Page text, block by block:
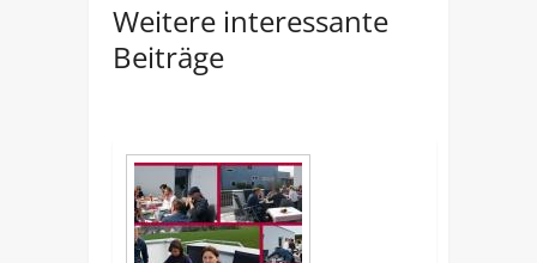
Weitere interessante
Beiträge